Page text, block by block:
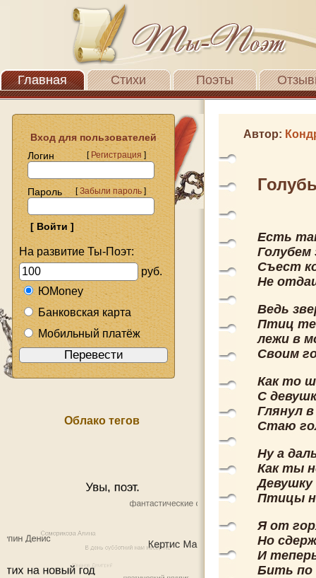
Главная Стихи Поэты
Вход для пользователей
Логин
[Регистрация]
Пароль [Забыли пароль]
На развитие Ты-Поэт:
руб.
ЮMoney
Банковская карта
Мобильный платёж
Облако тегов
Автор:
Есть
Голубем
Съест
Не
Ведь
Птиц
лежи в
Своим
Как то
С
Глянул
Стаю
Ну а
Как ты
Птицы
Я от
Но
И
Бить по